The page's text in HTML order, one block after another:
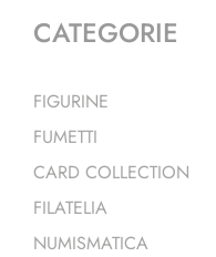
CATEGORIE
FIGURINE
FUMETTI
CARD COLLECTION
FILATELIA
NUMISMATICA